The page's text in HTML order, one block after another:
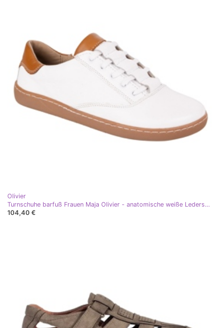
Olivier
Turnschuhe barfuß Frauen Maja Olivier - anatomische weiße Lederschuhe
104,40 €